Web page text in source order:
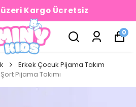
Kargo Ücretsiz
0
Erkek Çocuk Pijama Takım
Pijama Takımı